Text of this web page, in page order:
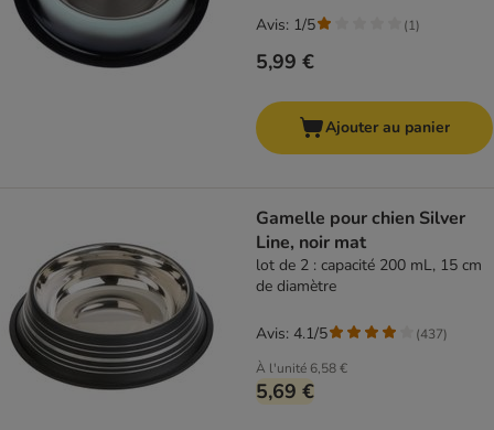
5,99 €
Avis: 1/5 (1)
Ajouter au panier
Gamelle pour chien Silver
Line, noir mat
lot de 2 : capacité 200 mL, 15 cm
de diamètre
À l'unité 6,58 €
5,69 €
Avis: 4.1/5 (437)